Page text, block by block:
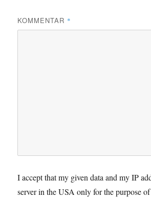
KOMMENTAR *
I accept that my given data and my IP
server in the USA only for the purpose